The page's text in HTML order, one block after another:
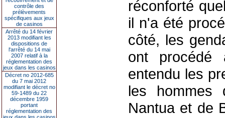
contrôle des
prélèvements
spécifiques aux jeux
de casinos
Arrêté du 14 février
2013 modifiant les
dispositions de
l'arrêté du 14 mai
2007 relatif à la
réglementation des
jeux dans les casinos
Décret no 2012-685
du 7 mai 2012
modifiant le décret no
59-1489 du 22
décembre 1959
portant
réglementation des
réconforté
il n'a été
côté, les
ont procédé
entendu les
les hommes
Nantua et de